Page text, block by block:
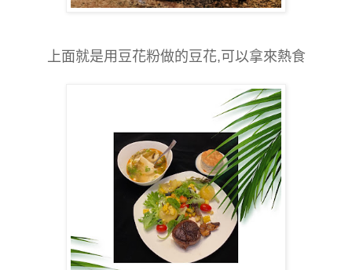
上面就是用豆花粉做的豆花,可以拿來熱食